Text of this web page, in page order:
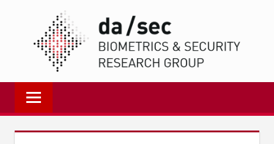
springen
Biometrics
and
Internet
Security